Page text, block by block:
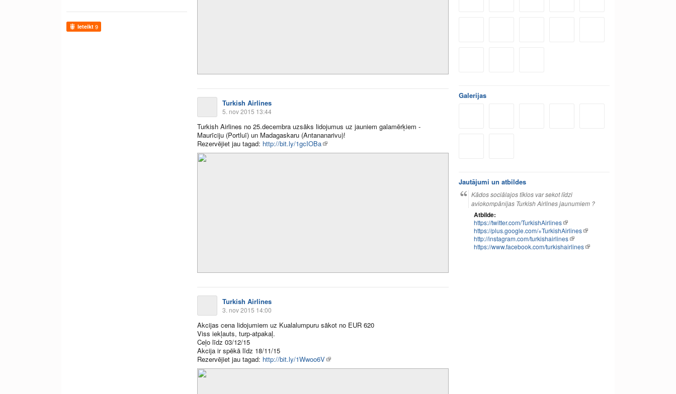
Ieteikt 9
Turkish Airlines
5. nov 2015 13:44
Turkish Airlines no 25.decembra uzsāks lidojumus uz jauniem galamērķiem -
Maurīciju (Portluī) un Madagaskaru (Antananarivu)!
Rezervējiet jau tagad: http://bit.ly/1gcIOBa
Turkish Airlines
3. nov 2015 14:00
Akcijas cena lidojumiem uz Kualalumpuru sākot no EUR 620
Viss iekļauts, turp-atpakaļ.
Ceļo līdz 03/12/15
Akcija ir spēkā līdz 18/11/15
Rezervējiet jau tagad: http://bit.ly/1Wwoo6V
Galerijas
Jautājumi un atbildes
Kādos sociālajos tīklos var sekot līdzi
aviokompānijas Turkish Airlines jaunumiem ?
Atbilde:
https://twitter.com/TurkishAirlines
https://plus.google.com/+TurkishAirlines
http://instagram.com/turkishairlines
https://www.facebook.com/turkishairlines